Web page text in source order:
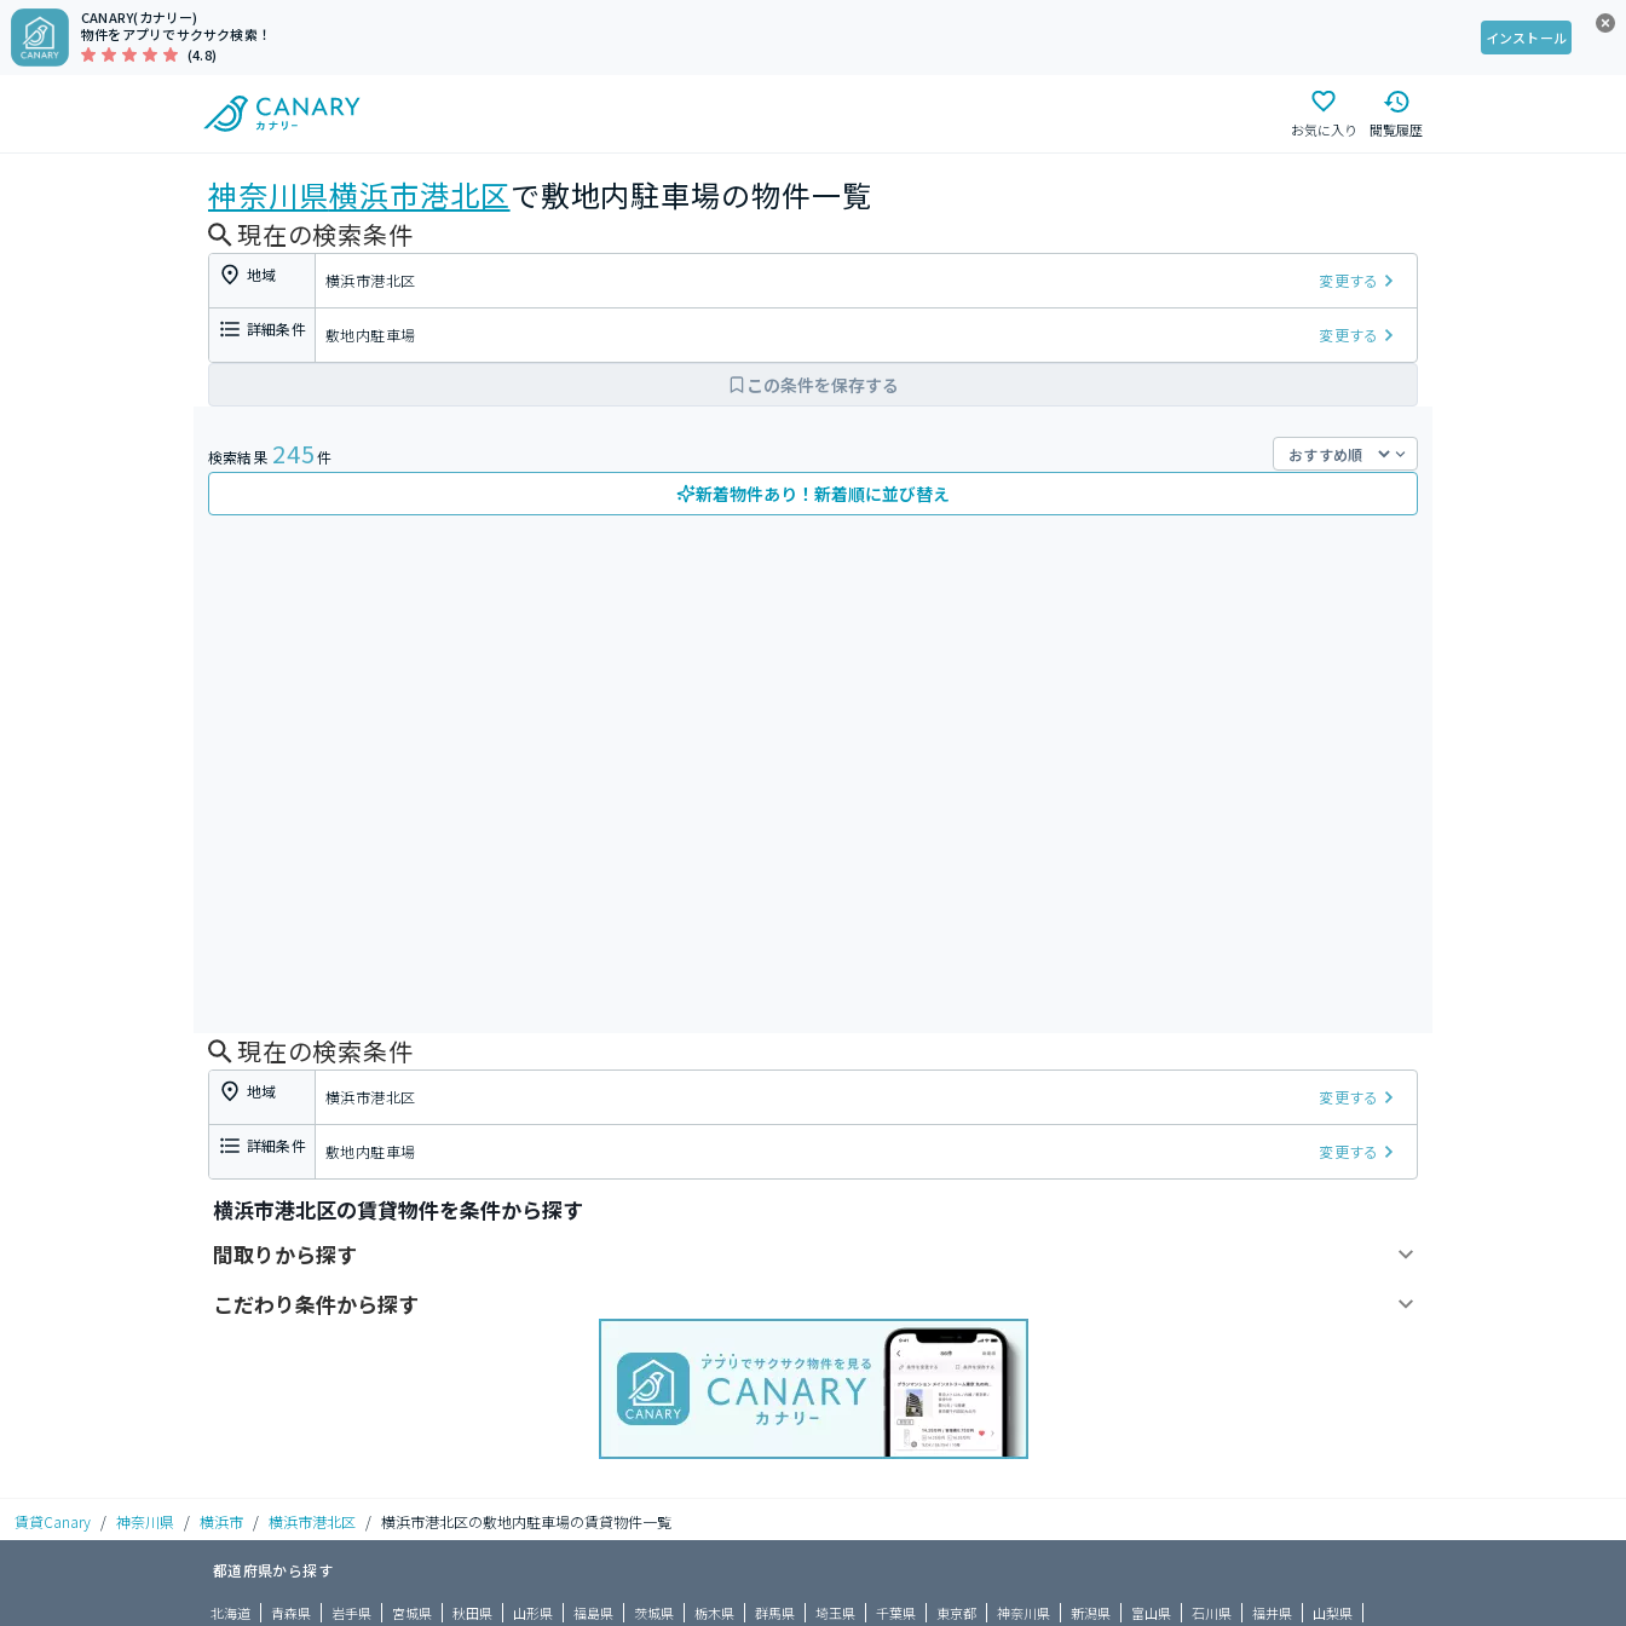
CANARY(カナリー)
物件をアプリでサクサク検索！
(4.8)
インストール
お気に入り 閲覧履歴
神奈川県横浜市港北区で敷地内駐車場の物件一覧
現在の検索条件
地域 横浜市港北区 変更する
詳細条件 敷地内駐車場 変更する
この条件を保存する
検索結果 245件
新着物件あり！新着順に並び替え
現在の検索条件
地域 横浜市港北区 変更する
詳細条件 敷地内駐車場 変更する
横浜市港北区の賃貸物件を条件から探す
間取りから探す
こだわり条件から探す
賃貸Canary / 神奈川県 / 横浜市 / 横浜市港北区 / 横浜市港北区の敷地内駐車場の賃貸物件一覧
都道府県から探す
北海道 青森県 岩手県 宮城県 秋田県 山形県 福島県 茨城県 栃木県 群馬県 埼玉県 千葉県 東京都 神奈川県 新潟県 富山県 石川県 福井県 山梨県